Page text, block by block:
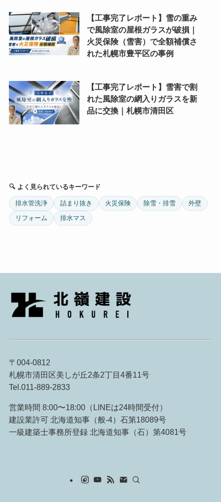
【工事完了レポート】雪の重み
で風除室の屋根ガラスが破損｜
火災保険（雪害）で全額補償さ
れた札幌市豊平区の事例
【工事完了レポート】雪害で割
れた風除室の網入りガラスを新
品に交換｜札幌市清田区
🔍 よく見られているキーワード
排水管洗浄 詰まり抜き 火災保険 除雪・排雪
外壁
リフォーム
排水マス
〒004-0812
札幌市清田区美しが丘2条2丁目4番11号
Tel.011-889-2833
営業時間 8:00〜18:00（LINEは24時間受付）
建設業許可 北海道知事（般-4）石第18089号
一級建築士事務所登録 北海道知事（石）第4081号